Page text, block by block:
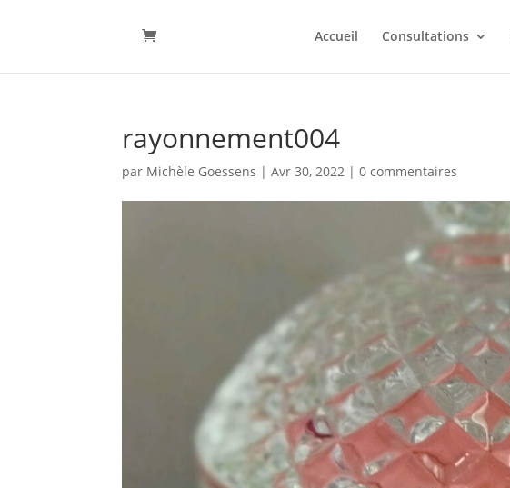
Accueil Consultations
rayonnement004
par Michèle Goessens |Avr 30, 2022 |0 commentaires